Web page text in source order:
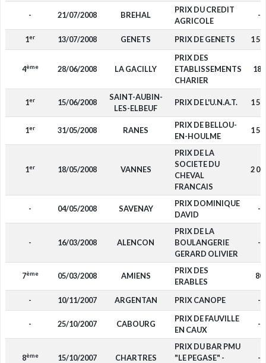
- 21/07/2008 BREHAL
PRIX DU CREDIT
AGRICOLE
-
1er 13/07/2008 GENETS PRIX DE GENETS 1
4ème 28/06/2008 LA GACILLY
PRIX DES
ETABLISSEMENTS
CHARIER
180
1er 15/06/2008
SAINT-AUBIN-
LES-ELBEUF
PRIX DE L'U.N.A.T. 1
1er 31/05/2008 RANES
PRIX DE BELLOU-
EN-HOULME
1
1er 18/05/2008 VANNES
PRIX DE LA
SOCIETE DU
CHEVAL
FRANCAIS
2
- 04/05/2008 SAVENAY
PRIX DOMINIQUE
DAVID
-
- 16/03/2008 ALENCON
PRIX DE LA
BOULANGERIE
GERARD OLIVIER
-
7ème 05/03/2008 AMIENS
PRIX DES
ERABLES
80
- 10/11/2007 ARGENTAN PRIX CANOPE -
- 25/10/2007 CABOURG
PRIX DE FAUVILLE
EN CAUX
-
8ème 15/10/2007 CHARTRES
PRIX DU BAR PMU
"LE PEGASE" -
-